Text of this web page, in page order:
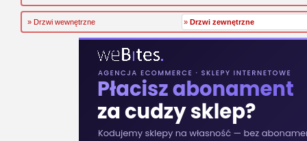
» Drzwi wewnętrzne » Drzwi zewnętrzne